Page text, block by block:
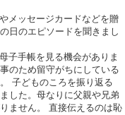
メッセージカードなどを贈
日のエピソードを聞きまし
子手帳を見る機会がありま
のため留守がちにしている
子どものころを振り返る
した。母なりに父親や兄弟
ません。 直接伝えるのは恥